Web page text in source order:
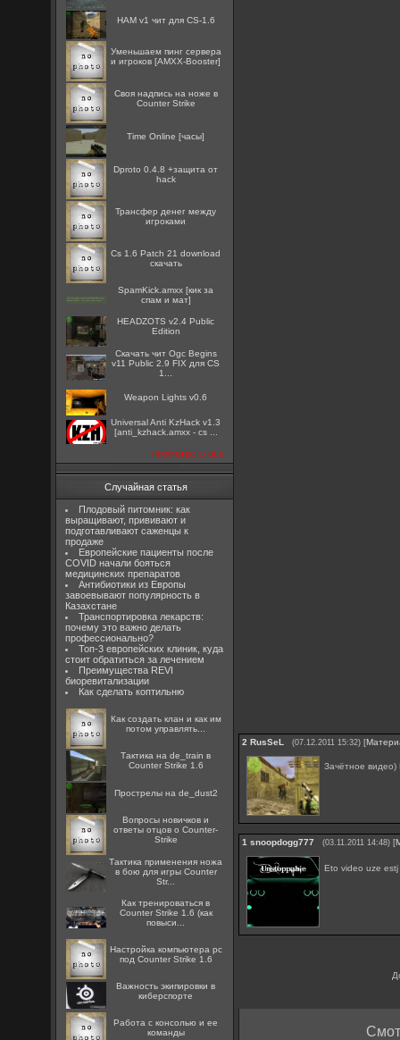
HAM v1 чит для CS-1.6
Уменьшаем пинг сервера
и игроков [AMXX-Booster]
Cвоя надпись на ноже в
Counter Strike
Time Online [часы]
Dproto 0.4.8 +защита от
hack
Трансфер денег между
игроками
Cs 1.6 Patch 21 download
скачать
SpamKick.amxx [кик за
спам и мат]
HEADZOTS v2.4 Public
Edition
Скачать чит Ogc Begins
v11 Public 2.9 FIX для CS
1...
Weapon Lights v0.6
Universal Anti KzHack v1.3
[anti_kzhack.amxx - cs ...
посмотреть все
Случайная статья
Плодовый питомник: как
выращивают, прививают и
подготавливают саженцы к
продаже
Европейские пациенты после
COVID начали бояться
медицинских препаратов
Антибиотики из Европы
завоевывают популярность в
Казахстане
Транспортировка лекарств:
почему это важно делать
профессионально?
Топ-3 европейских клиник, куда
стоит обратиться за лечением
Преимущества REVI
биоревитализации
Как сделать коптильню
Как создать клан и как им
потом управлять...
Тактика на de_train в
Counter Strike 1.6
Прострелы на de_dust2
Вопросы новичков и
ответы отцов о Counter-
Strike
Тактика применения ножа
в бою для игры Counter
Str...
Как тренироваться в
Counter Strike 1.6 (как
повыси...
Настройка компьютера pc
под Counter Strike 1.6
Важность экипировки в
киберспорте
Работа с консолью и ее
команды
2 RusSeL (07.12.2011 15:32) [
Зачётное
1 snoopdogg777 (03.11.2011 14:48) [
Eto video uze